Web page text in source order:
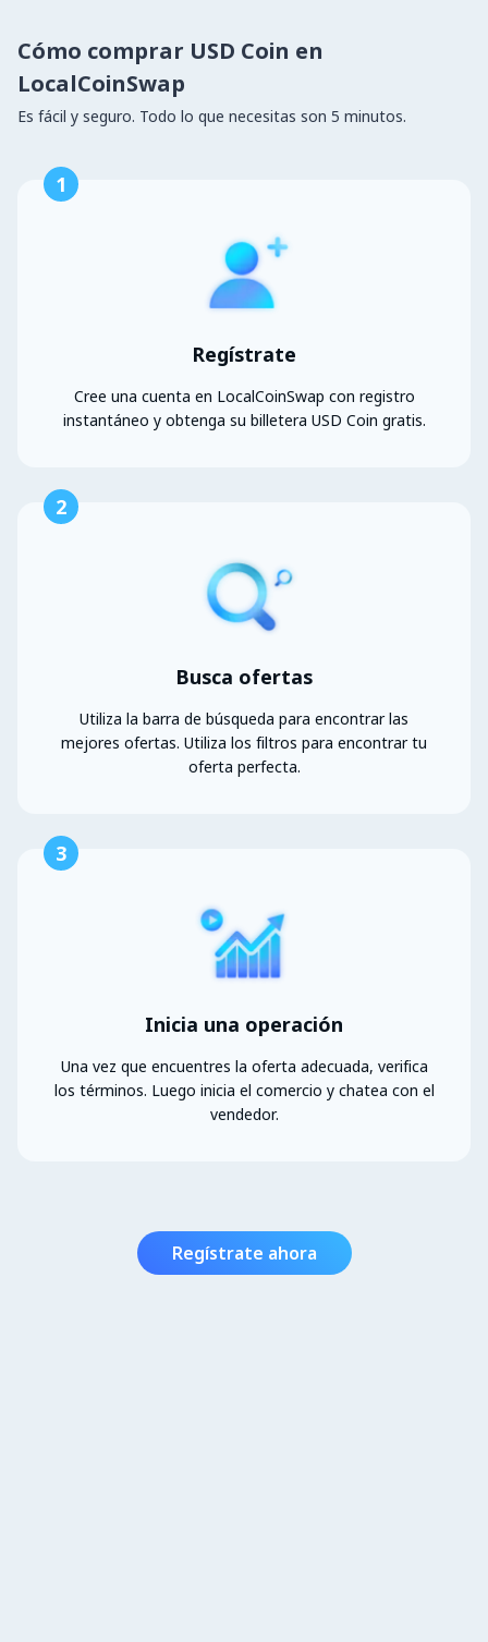
Cómo comprar USD Coin en
LocalCoinSwap
Es fácil y seguro. Todo lo que necesitas son 5 minutos.
1
Regístrate
Cree una cuenta en LocalCoinSwap con registro
instantáneo y obtenga su billetera USD Coin gratis.
2
Busca ofertas
Utiliza la barra de búsqueda para encontrar las
mejores ofertas. Utiliza los filtros para encontrar tu
oferta perfecta.
3
Inicia una operación
Una vez que encuentres la oferta adecuada, verifica
los términos. Luego inicia el comercio y chatea con el
vendedor.
Regístrate ahora